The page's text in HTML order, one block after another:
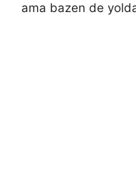
ama bazen de